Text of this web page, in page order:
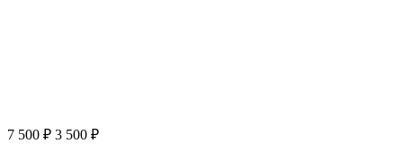
7 500 ₽ 3 500 ₽